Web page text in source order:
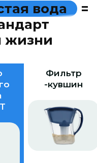
тая вода
=
ндарт
жизни
Фильтр
-кувшин